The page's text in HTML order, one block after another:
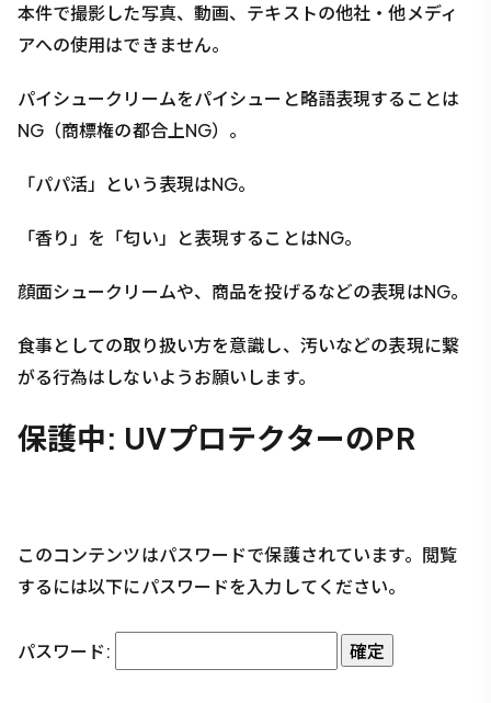
本件で撮影した写真、動画、テキストの他社・他メディ
アへの使用はできません。
パイシュークリームをパイシューと略語表現することは
NG（商標権の都合上NG）。
「パパ活」という表現はNG。
「香り」を「匂い」と表現することはNG。
顔面シュークリームや、商品を投げるなどの表現はNG。
食事としての取り扱い方を意識し、汚いなどの表現に繋
がる行為はしないようお願いします。
保護中: UVプロテクターのPR
このコンテンツはパスワードで保護されています。閲覧
するには以下にパスワードを入力してください。
パスワード: